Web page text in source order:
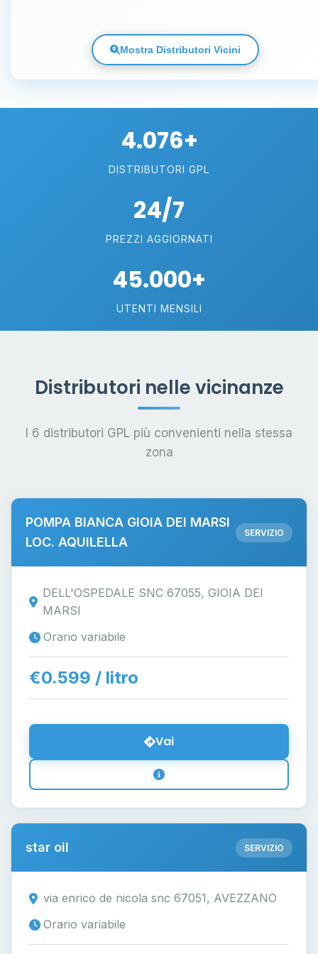
Mostra Distributori Vicini
4.076+
DISTRIBUTORI GPL
24/7
PREZZI AGGIORNATI
45.000+
UTENTI MENSILI
Distributori nelle vicinanze
I 6 distributori GPL più convenienti nella stessa
zona
POMPA BIANCA GIOIA DEI MARSI
LOC. AQUILELLA
SERVIZIO
DELL'OSPEDALE SNC 67055, GIOIA DEI
MARSI
Orario variabile
€0.599 / litro
Vai
star oil SERVIZIO
via enrico de nicola snc 67051, AVEZZANO
Orario variabile